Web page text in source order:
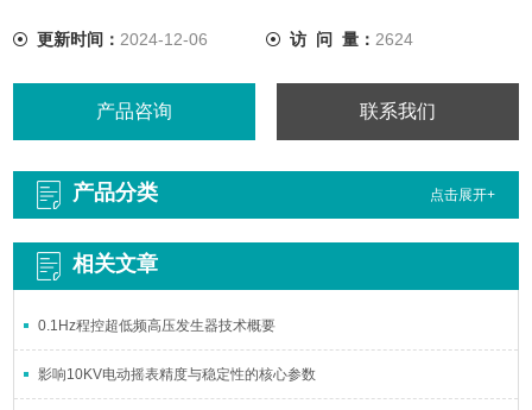
高信噪比，这对电源的容量和体
更新时间： 2024-12-06 访 问 量： 2624
产品咨询 联系我们
产品分类 点击展开+
相关文章
0.1Hz程控超低频高压发生器技术概要
影响10KV电动摇表精度与稳定性的核心参数